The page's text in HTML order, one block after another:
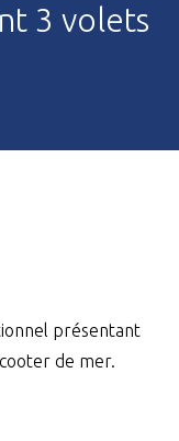
3 volets
présentant
de mer.